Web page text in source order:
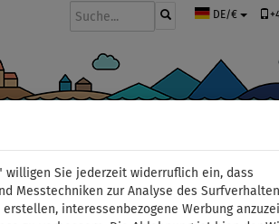
willigen Sie jederzeit widerruflich ein, dass
Messtechniken zur Analyse des
interessenbezogene Werbung
DE/€